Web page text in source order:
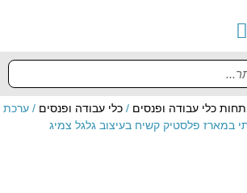
כלי עבודה ופנסים /כלי עבודה ופנסים / ערכת
במארז פלסטיק קשיח בעיצוב גלגל צמיג